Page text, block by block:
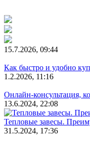
15.7.2026, 09:44
Как быстро и удобно
1.2.2026, 11:16
Онлайн-консультация,
13.6.2024, 22:08
Тепловые завесы.
31.5.2024, 17:36